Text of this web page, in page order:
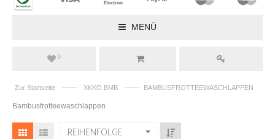
MENÜ
0
Zur Startseite —— XKKO BMB —— BAMBUSFROTTEEWASCHLAPPEN
Bambusfrotteewaschlappen
REIHENFOLGE